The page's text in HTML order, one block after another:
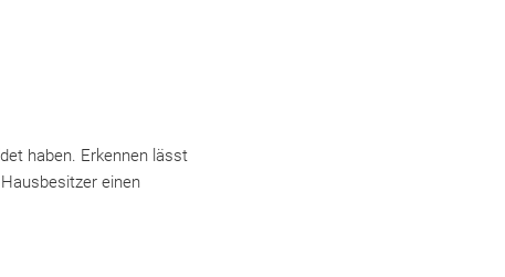
haben. Erkennen lässt
einen